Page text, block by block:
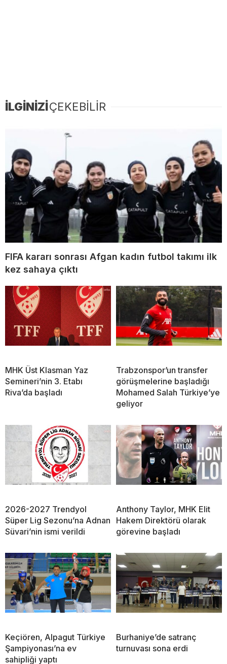
İLGİNİZİÇEKEBİLİR
FIFA kararı sonrası Afgan kadın futbol takımı ilk
kez sahaya çıktı
MHK Üst Klasman Yaz
Semineri’nin 3. Etabı
Riva’da başladı
Trabzonspor’un transfer
görüşmelerine başladığı
Mohamed Salah Türkiye’ye
geliyor
2026-2027 Trendyol
Süper Lig Sezonu’na Adnan
Süvari’nin ismi verildi
Anthony Taylor, MHK Elit
Hakem Direktörü olarak
görevine başladı
Keçiören, Alpagut Türkiye
Şampiyonası’na ev
sahipliği yaptı
Burhaniye’de satranç
turnuvası sona erdi